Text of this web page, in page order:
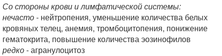
Со стороны крови и лимфатической системы:
нечасто- нейтропения, уменьшение количества белых
кровяных телец, анемия, тромбоцитопения, понижение
гематокрита, повышение количества эозинофилов
редко- агранулоцитоз